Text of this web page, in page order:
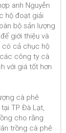
anh Nguyễn
hộ đoạt giải
bộ sản lượng
giới thiệu và
có cả chục hộ
công ty cà
với giá tốt hơn
cà phê
TP Đà Lạt,
cho rằng
trồng cà phê